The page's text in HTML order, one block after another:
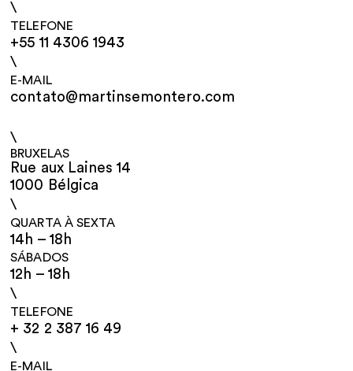
\
TELEFONE
+55 11 4306 1943
\
E-MAIL
contato@martinsemontero.com
\
BRUXELAS
Rue aux Laines 14
1000 Bélgica
\
QUARTA À SEXTA
14h – 18h
SÁBADOS
12h – 18h
\
TELEFONE
+ 32 2 387 16 49
\
E-MAIL